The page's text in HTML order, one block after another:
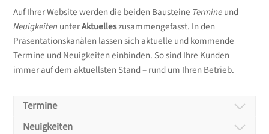
Auf Ihrer Website werden die beiden Bausteine Termineund
Neuigkeiten unterAktuelleszusammengefasst. In den
Präsentationskanälen lassen sich aktuelle und kommende
Termine und Neuigkeiten einbinden. So sind Ihre Kunden
immer auf dem aktuellsten Stand – rund um Ihren Betrieb.
Termine
Neuigkeiten